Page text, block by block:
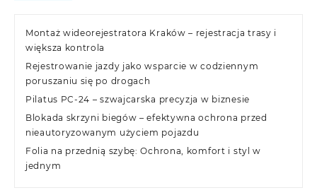
Montaż wideorejestratora Kraków – rejestracja trasy i
większa kontrola
Rejestrowanie jazdy jako wsparcie w codziennym
poruszaniu się po drogach
Pilatus PC-24 – szwajcarska precyzja w biznesie
Blokada skrzyni biegów – efektywna ochrona przed
nieautoryzowanym użyciem pojazdu
Folia na przednią szybę: Ochrona, komfort i styl w
jednym